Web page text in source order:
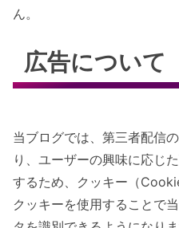
ん。
広告について
当ブログでは、第三者配信
り、ユーザーの興味に応じ
するため、クッキー（
クッキーを使用することで